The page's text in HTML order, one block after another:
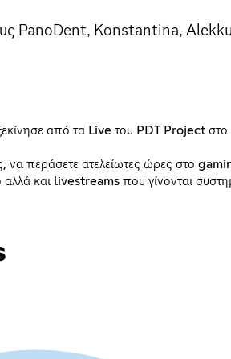
PanoDent, Konstantina,
από τα Live του PDT Project
να περάσετε ατελείωτες ώρες στο
και livestreams που γίνονται